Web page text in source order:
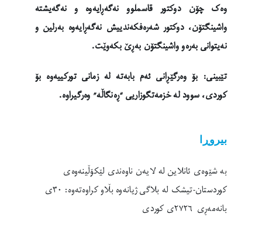
وەک چۆن دوکتور قاسملوو نەگەڕایەوە و نەگەیشتە
واشینگتۆن، دوکتور شەرەفکەندییش نەگەڕایەوە بەرلین و
نەیتوانی بەرەو واشینگتۆن بەڕێ بکەوێت.
تێبینی: بۆ وەرگێڕانی ئەم بابەتە لە زمانی تورکییەوە بۆ
کوردی، سوود لە خزمەتگوزاریی “ڕەنگاڵە” وەرگیراوە.
بیروڕا
بە شێوەی ئانلاین لە لایەن ناوەندی لێکۆڵینەوەی
کوردستان-تیشک لە بلاگی ژیانەوە بڵاو کراوەتەوە: ٣٠ی
بانەمەڕی ٢٧٢٦ی کوردی